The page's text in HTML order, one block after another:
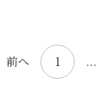
前へ 1 ...